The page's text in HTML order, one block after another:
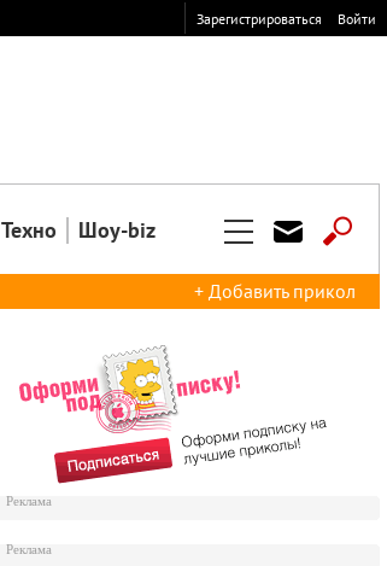
Зарегистрироваться Войти
Техно Шоу-biz
+ Добавить прикол
Реклама
Реклама